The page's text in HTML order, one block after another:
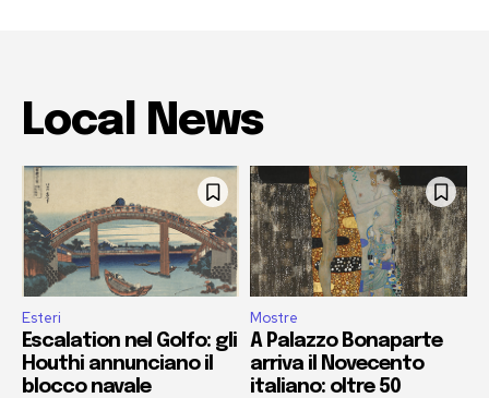
Local News
Esteri
Escalation nel Golfo: gli
Houthi annunciano il
blocco navale
Mostre
A Palazzo Bonaparte
arriva il Novecento
italiano: oltre 50